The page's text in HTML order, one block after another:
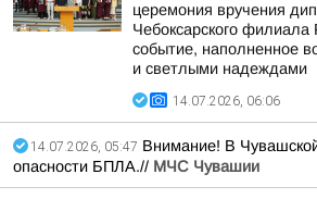
церемония вручения
Чебоксарского
событие, наполненное
и светлыми надеждами
14.07.2026, 06:06
14.07.2026, 05:47 Внимание! В
опасности БПЛА.// МЧС Чувашии